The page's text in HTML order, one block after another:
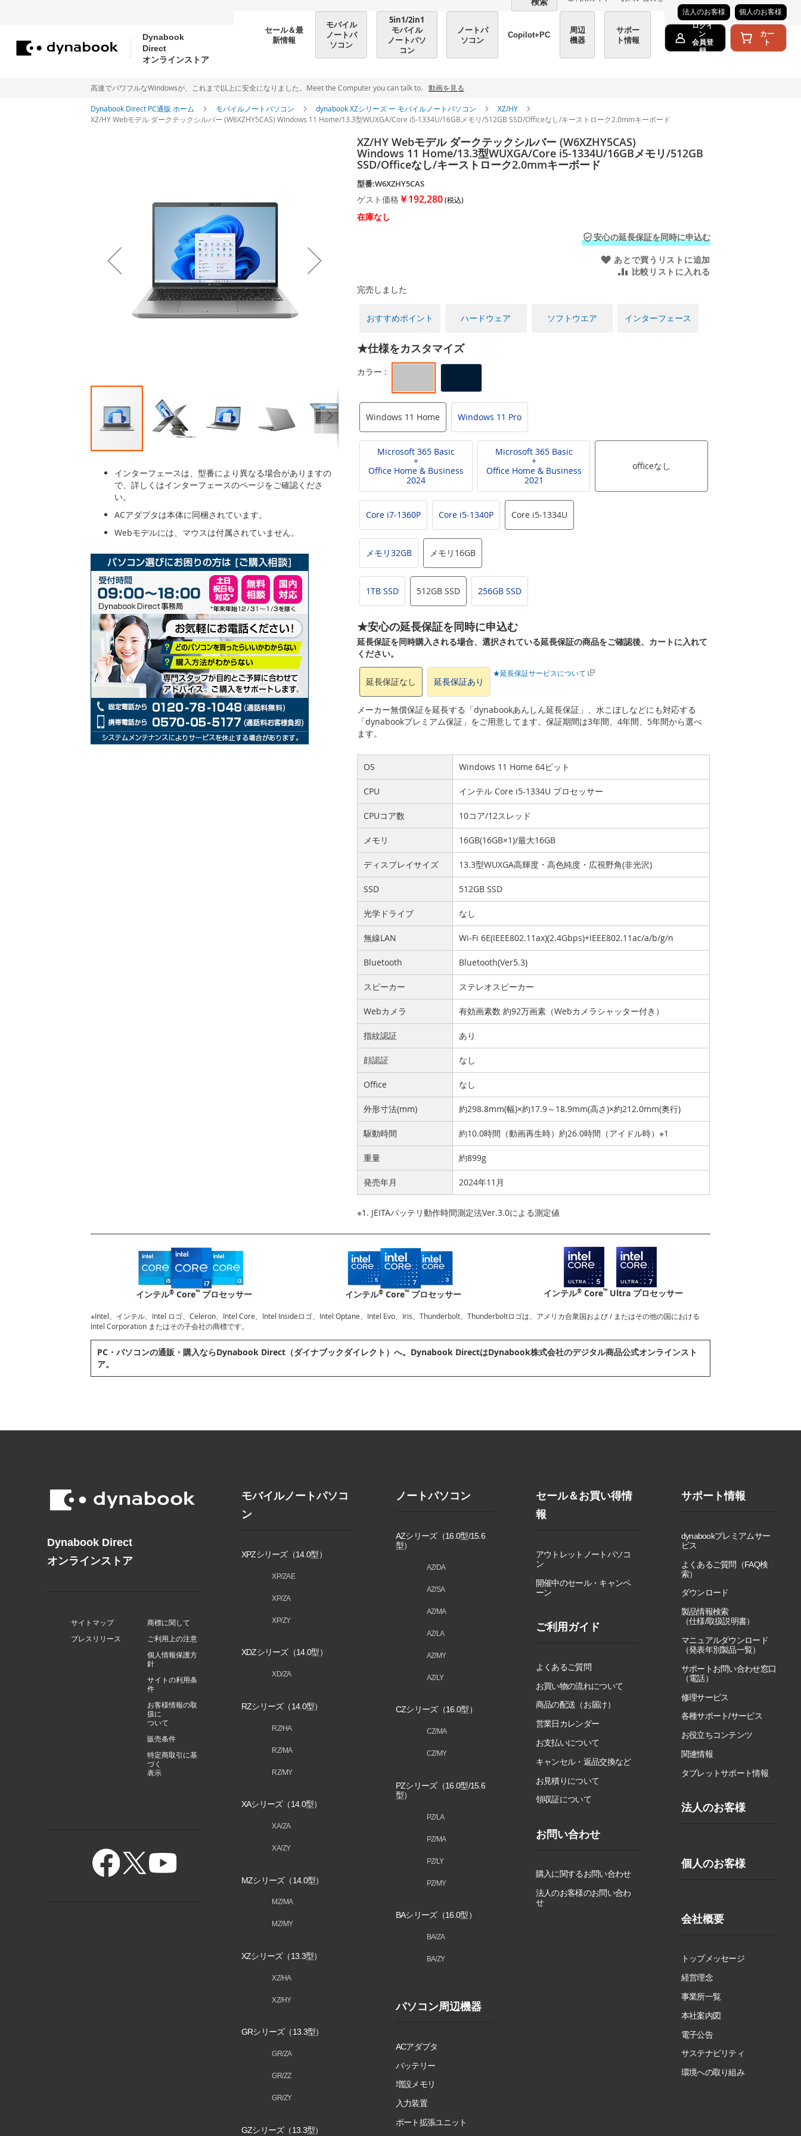
法人のお客様
個人のお客様
Dynabook
Direct
オンラインストア
コ
セール＆最
新情報
モバイル
ノートパ
ソコン
5in1/2in1
モバイル
ノートパソ
コン
ノートパ
ソコン
Copilot+PC
周辺
機器
サポー
ト情報
ログイ
ン
会員登
録
カー
ト
高速でパワフルなWindowsが、これまで以上に安全になりました。Meet the Computer you can talk to. 動画を見る
Dynabook Direct PC通販 ホーム モバイルノートパソコン dynabook XZシリーズ ー モバイルノートパソコン
XZ/HY
XZ/HY Webモデル ダークテックシルバー (W6XZHY5CAS) Windows 11 Home/13.3型WUXGA/Core i5-1334U/16GBメモリ/512GB SSD/Officeなし/キーストローク2.0mmキーボード
ー
初
に
移
動
XZ/HY Webモデル ダークテックシルバー (W6XZHY5CAS)
Windows 11 Home/13.3型WUXGA/Core i5-1334U/16GBメモリ/512GB
SSD/Officeなし/キーストローク2.0mmキーボード
型番:W6XZHY5CAS
ゲスト価格 ￥192,280
在庫なし
安心の延長保証を同時に申込む
あとで買うリストに追加
比較リストに入れる
完売しました
おすすめポイント ハードウェア ソフトウエア インターフェース
★仕様をカスタマイズ
Windows 11 Home Windows 11 Pro
Microsoft 365 Basic
+
Office Home & Business
2024
Microsoft 365 Basic
+
Office Home & Business
2021
officeなし
Core i7-1360P Core i5-1340P Core i5-1334U
メモリ32GB メモリ16GB
1TB SSD 512GB SSD 256GB SSD
★安心の延長保証を同時に申込む
延長保証を同時購入される場合、選択されている延長保証の商品をご確認後、カートに入れて
ください。
延長保証なし 延長保証あり
★延長保証サービスについて
メーカー無償保証を延長する「dynabookあんしん延長保証」、水こぼしなどにも対応する
「dynabookプレミアム保証」をご用意してます。保証期間は3年間、4年間、5年間から選べ
ます。
OS Windows 11 Home 64ビット
CPU インテル Core i5-1334U プロセッサー
CPUコア数 10コア/12スレッド
メモリ 16GB(16GB×1)/最大16GB
ディスプレイサイズ 13.3型WUXGA高輝度・高色純度・広視野角(非光沢)
SSD 512GB SSD
光学ドライブ なし
無線LAN Wi-Fi 6E(IEEE802.11ax)(2.4Gbps)+IEEE802.11ac/a/b/g/n
Bluetooth Bluetooth(Ver5.3)
スピーカー ステレオスピーカー
Webカメラ 有効画素数 約92万画素（Webカメラシャッター付き）
指紋認証 あり
顔認証 なし
Office なし
外形寸法(mm) 約298.8mm(幅)×約17.9～18.9mm(高さ)×約212.0mm(奥行)
駆動時間 約10.0時間（動画再生時）約26.0時間（アイドル時）※1
重量 約899g
発売年月 2024年11月
※1. JEITAバッテリ動作時間測定法Ver.3.0による測定値
インターフェースは、型番により異なる場合がありますの
で、詳しくはインターフェースのページをご確認くださ
い。
ACアダプタは本体に同梱されています。
Webモデルには、マウスは付属されていません。
インテル®Core™プロセッサー インテル® Core™ プロセッサー インテル®Core™Ultra プロセッサー
※Intel、インテル、Intel ロゴ、Celeron、Intel Core、Intel Insideロゴ、Intel Optane、Intel Evo、Iris、Thunderbolt、Thunderboltロゴは、アメリカ合衆国および / またはその他の国における
Intel Corporation またはその子会社の商標です。
PC・パソコンの通販・購⼊ならDynabook Direct（ダイナブックダイレクト）へ。Dynabook DirectはDynabook株式会社のデジタル商品公式オンラインスト
ア。
Dynabook Direct
オンラインストア
サイトマップ
プレスリリース
商標に関して
ご利用上の注意
個人情報保護方
針
サイトの利用条
件
お客様情報の取
扱に
ついて
販売条件
特定商取引に基
づく
表示
モバイルノートパソコ
ン
XPZシリーズ（14.0型）
XP/ZAE
XP/ZA
XP/ZY
XDZシリーズ（14.0型）
XD/ZA
RZシリーズ（14.0型）
RZ/HA
RZ/MA
RZ/MY
XAシリーズ（14.0型）
XA/ZA
XA/ZY
MZシリーズ（14.0型）
MZ/MA
MZ/MY
XZシリーズ（13.3型）
XZ/HA
XZ/HY
GRシリーズ（13.3型）
GR/ZA
GR/ZZ
GR/ZY
GZシリーズ（13.3型）
ノートパソコン
AZシリーズ（16.0型/15.6
型）
AZ/DA
AZ/SA
AZ/MA
AZ/LA
AZ/MY
AZ/LY
CZシリーズ（16.0型）
CZ/MA
CZ/MY
PZシリーズ（16.0型/15.6
型）
PZ/LA
PZ/MA
PZ/LY
PZ/MY
BAシリーズ（16.0型）
BA/ZA
BA/ZY
パソコン周辺機器
ACアダプタ
バッテリー
増設メモリ
入力装置
ポート拡張ユニット
セール＆お買い得情
報
アウトレットノートパソコ
ン
開催中のセール・キャンペ
ーン
ご利用ガイド
よくあるご質問
お買い物の流れについて
商品の配送（お届け）
営業日カレンダー
お支払いについて
キャンセル・返品交換など
お見積りについて
領収証について
お問い合わせ
購入に関するお問い合わせ
法人のお客様のお問い合わ
せ
サポート情報
dynabookプレミアムサー
ビス
よくあるご質問（FAQ検
索）
ダウンロード
製品情報検索
（仕様/取扱説明書）
マニュアルダウンロード
（発表年別製品一覧）
サポートお問い合わせ窓口
（電話）
修理サービス
各種サポート/サービス
お役立ちコンテンツ
関連情報
タブレットサポート情報
法人のお客様
個人のお客様
会社概要
トップメッセージ
経営理念
事業所一覧
本社案内図
電子公告
サステナビリティ
環境への取り組み